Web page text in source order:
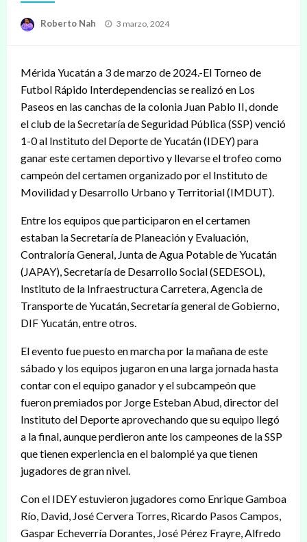
Roberto Nah
Publicado
3 marzo, 2024
Mérida Yucatán a 3 de marzo de 2024.-El Torneo de
Futbol Rápido Interdependencias se realizó en Los
Paseos en las canchas de la colonia Juan Pablo II, donde
el club de la Secretaría de Seguridad Pública (SSP) venció
1-0 al Instituto del Deporte de Yucatán (IDEY) para
ganar este certamen deportivo y llevarse el trofeo como
campeón del certamen organizado por el Instituto de
Movilidad y Desarrollo Urbano y Territorial (IMDUT).
Entre los equipos que participaron en el certamen
estaban la Secretaría de Planeación y Evaluación,
Contraloría General, Junta de Agua Potable de Yucatán
(JAPAY), Secretaría de Desarrollo Social (SEDESOL),
Instituto de la Infraestructura Carretera, Agencia de
Transporte de Yucatán, Secretaría general de Gobierno,
DIF Yucatán, entre otros.
El evento fue puesto en marcha por la mañana de este
sábado y los equipos jugaron en una larga jornada hasta
contar con el equipo ganador y el subcampeón que
fueron premiados por Jorge Esteban Abud, director del
Instituto del Deporte aprovechando que su equipo llegó
a la final, aunque perdieron ante los campeones de la SSP
que tienen experiencia en el balompié ya que tienen
jugadores de gran nivel.
Con el IDEY estuvieron jugadores como Enrique Gamboa
Río, David, José Cervera Torres, Ricardo Pasos Campos,
Gaspar Echeverría Dorantes, José Pérez Frayre, Alfredo